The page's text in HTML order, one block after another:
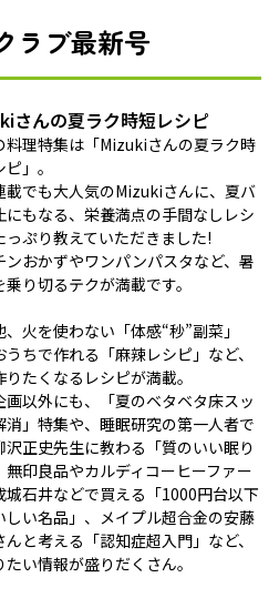
ラブ最新号
さんの夏ラク時短レシピ
料理特集は「Mizukiさんの夏ラク時
」。
載でも大人気のMizukiさんに、夏バ
にもなる、栄養満点の手間なしレシ
っぷり教えていただきました!
ンおかずやワンパンパスタなど、暑
乗り切るテクが満載です。
、火を使わない「体感“秒”副菜」
うちで作れる「麻辣レシピ」など、
りたくなるレシピが満載。
画以外にも、「夏のベタベタ床スッ
消」特集や、睡眠研究の第一人者で
沢正史先生に教わる「質のいい眠り
無印良品やカルディコーヒーファー
城石井などで買える「1000円台以下
しい名品」、メイプル超合金の安藤
んと考える「認知症超入門」など、
たい情報が盛りだくさん。